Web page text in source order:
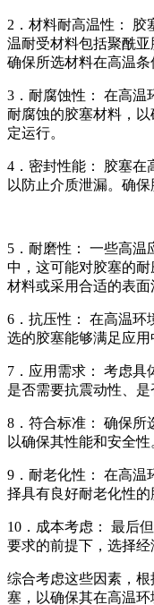
2．材料耐高温性： 胶
温耐受材料包括聚酰亚
确保所选材料在高温条
3．耐腐蚀性： 在高温
耐腐蚀的胶塞材料，
定运行。
4．密封性能： 胶塞在
以防止介质泄漏。确
5．耐磨性： 一些高温
中，这可能对胶塞的
材料或采用合适的表面
6．抗压性： 在高温环
选的胶塞能够满足应用
7．应用需求： 考虑具
是否需要抗震动性、是
8．符合标准： 确保所
以确保其性能和安全性
9．耐老化性： 在高温
择具有良好耐老化性的
10．成本考虑： 最后
要求的前提下，选择经
综合考虑这些因素，
塞，以确保其在高温环